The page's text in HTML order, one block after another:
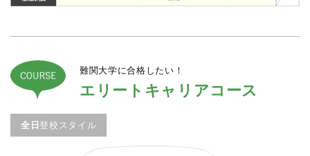
難関大学に合格したい！
エリートキャリアコース
全日登校スタイル